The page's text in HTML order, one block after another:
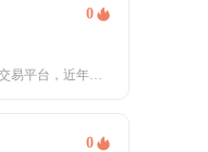
0
Backpack交易所是一家新兴的数字货币交易平台，近年来在加密货币市场中逐渐崭露头角，吸
0